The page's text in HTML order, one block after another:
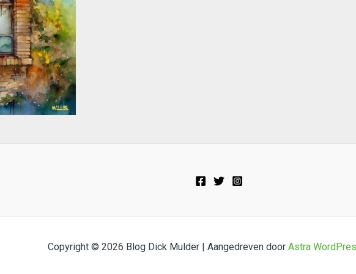
Copyright © 2026 Blog Dick Mulder | Aangedreven door Astra